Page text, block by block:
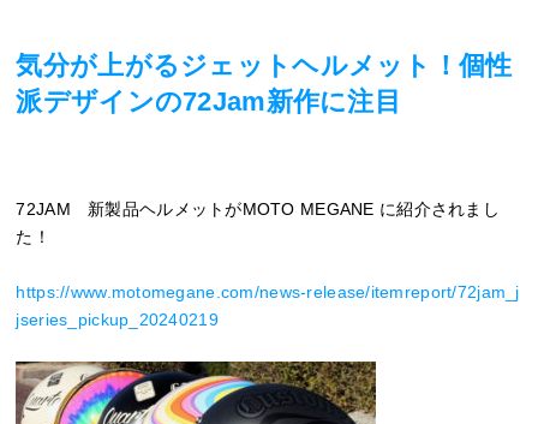
気分が上がるジェットヘルメット！個性
派デザインの72Jam新作に注目
72JAM 新製品ヘルメットがMOTO MEGANE に紹介されまし
た！
https://www.motomegane.com/news-release/itemreport/72jam_j
jseries_pickup_20240219